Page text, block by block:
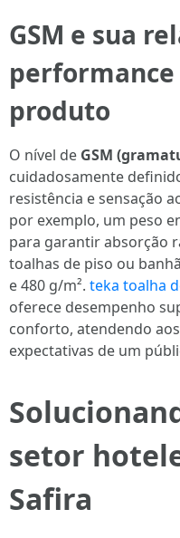
GSM e sua
performance
produto
O nível de GSM
cuidadosamente
resistência e sensação
por exemplo, um peso
para garantir absorção
toalhas de piso ou
e 480 g/m². teka toalha
oferece desempenho
conforto, atendendo
expectativas de um
setor
Safira